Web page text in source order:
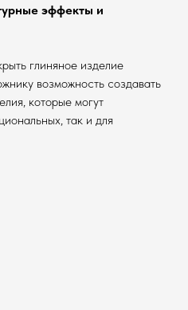
эффекты и
глиняное изделие
возможность создавать
которые могут
так и для